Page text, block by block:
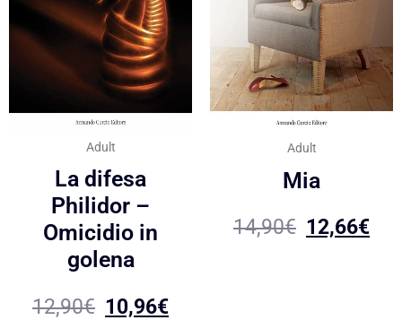
Adult
La difesa
Philidor –
Omicidio in
golena
12,90€ 10,96€
Adult
Mia
14,90€ 12,66€